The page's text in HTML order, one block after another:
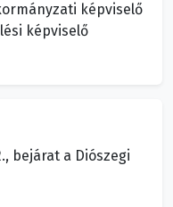
képviselő
képviselő
bejárat a Diószegi